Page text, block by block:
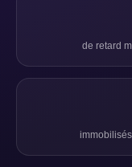
de retard